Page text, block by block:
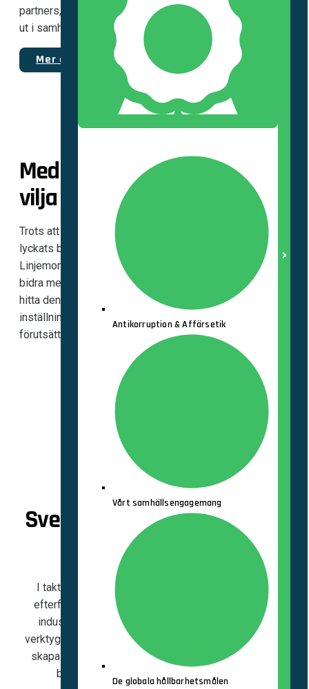
Antikorruption & Affärsetik
Vårt samhällsengagemang
De globala hållbarhetsmålen
partners, ser vi nu till att energin kan fortsätta strömma
ut i samhället.
Mer om Linjemontage
Med gedigen erfarenhet och
vilja att utvecklas
Trots att vi idag är utspridda över hela Sverige har vi
lyckats behålla den särskilda lagkänsla som präglat
Linjemontage sedan starten i Grästorp 1993. Här får alla
bidra med sina kunskaper och idéer för att tillsammans
hitta den bästa vägen framåt. Vi har en ödmjuk
inställning till att aldrig vara fullärda. Det är en
förutsättning för vår fortsatta framgång.
Sverige behöver mer energi.
Vi behöver din.
I takt med att elnätet fortsätter att byggas ut ökar
efterfrågan av kompetens inom el och energi. Våra
industrier ska bli fossilfria, bilar elektrifieras och
verktyg digitaliseras. Att arbeta på Linjemontage är att
skapa plats för framtidens hållbara samhälle, och vi
behöver bli fler som vill göra det möjligt.